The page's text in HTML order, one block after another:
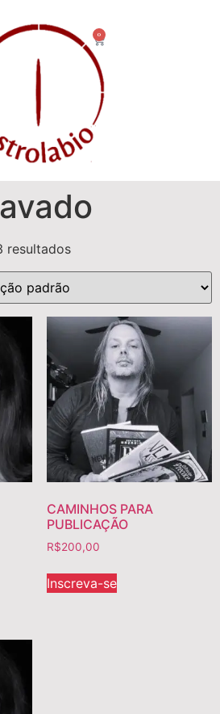
0
resultados
CAMINHOS PARA
PUBLICAÇÃO
R$200,00
Inscreva-se